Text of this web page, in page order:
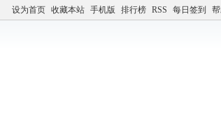
设为首页 收藏本站 手机版 排行榜 RSS 每日签到